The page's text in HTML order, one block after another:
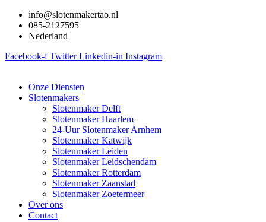
naar
info@slotenmakertao.nl
085-2127595
Nederland
Facebook-f Twitter Linkedin-in Instagram
Onze Diensten
Slotenmakers
Slotenmaker Delft
Slotenmaker Haarlem
24-Uur Slotenmaker Arnhem
Slotenmaker Katwijk
Slotenmaker Leiden
Slotenmaker Leidschendam
Slotenmaker Rotterdam
Slotenmaker Zaanstad
Slotenmaker Zoetermeer
Over ons
Contact